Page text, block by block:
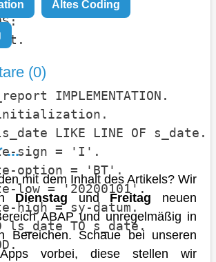
IMPLEMENTATION.
initialization.
LIKE LINE OF s_date.
sign = 'I'.
option = 'BT'.
= '20200101'.
= sy-datum.
ls_date TO s_date.
Altes Coding
(0)
...
mit dem Inhalt des Artikels? Wir
Dienstag und Freitag neuen
ABAP und unregelmäßig in
Bereichen. Schaue bei unseren
vorbei, diese stellen wir